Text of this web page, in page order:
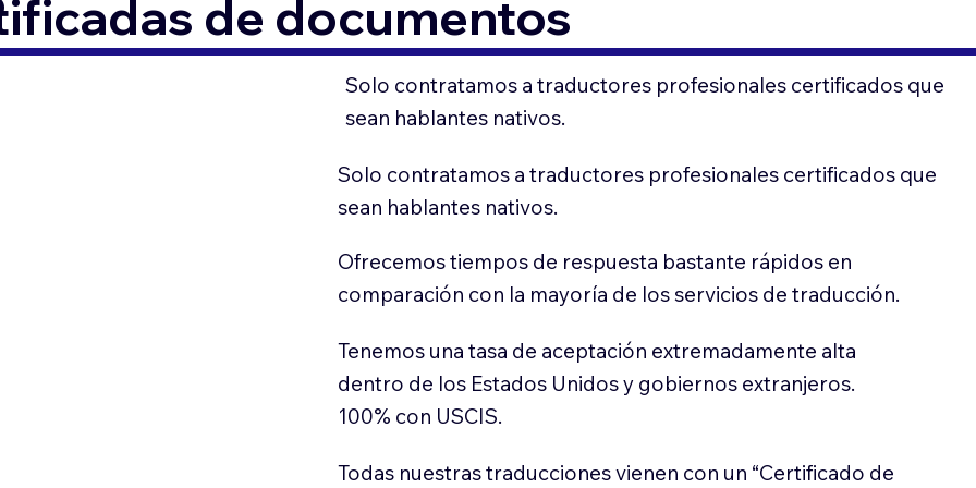
de documentos
Solo contratamos a traductores profesionales certificados que
sean hablantes nativos.
Solo contratamos a traductores profesionales certificados que
sean hablantes nativos.
Ofrecemos tiempos de respuesta bastante rápidos en
comparación con la mayoría de los servicios de traducción.
Tenemos una tasa de aceptación extremadamente alta
dentro de los Estados Unidos y gobiernos extranjeros.
100% con USCIS.
Todas nuestras traducciones vienen con un “Certificado de